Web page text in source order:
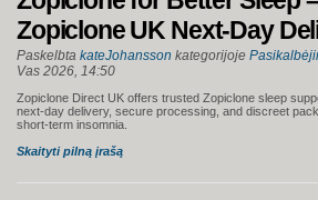
Zopiclone UK Next-Day
Paskelbta kateJohansson kategorijoje
Vas 2026, 14:50
Zopiclone Direct UK offers trusted Zopiclone sleep
next-day delivery, secure processing, and discreet
short-term insomnia.
Skaityti pilną įrašą